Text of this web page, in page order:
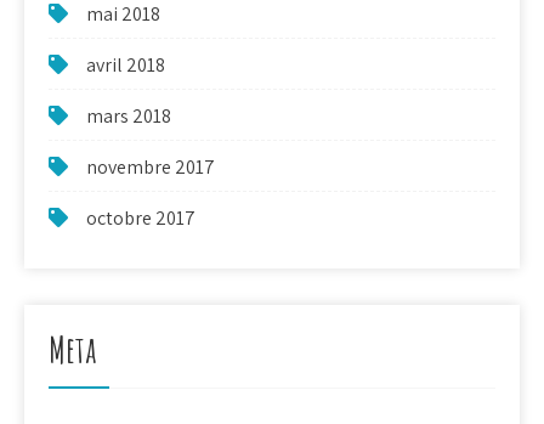
mai 2018
avril 2018
mars 2018
novembre 2017
octobre 2017
Meta